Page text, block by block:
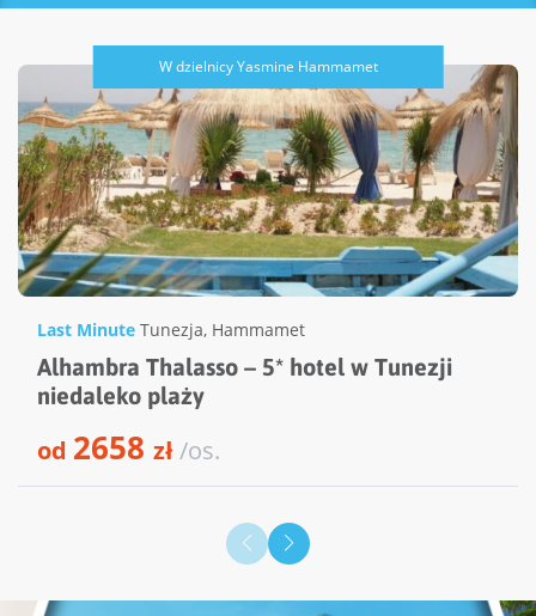
W dzielnicy Yasmine Hammamet
Last Minute Tunezja, Hammamet
Alhambra Thalasso – 5* hotel w Tunezji
niedaleko plaży
od 2658 zł/os.